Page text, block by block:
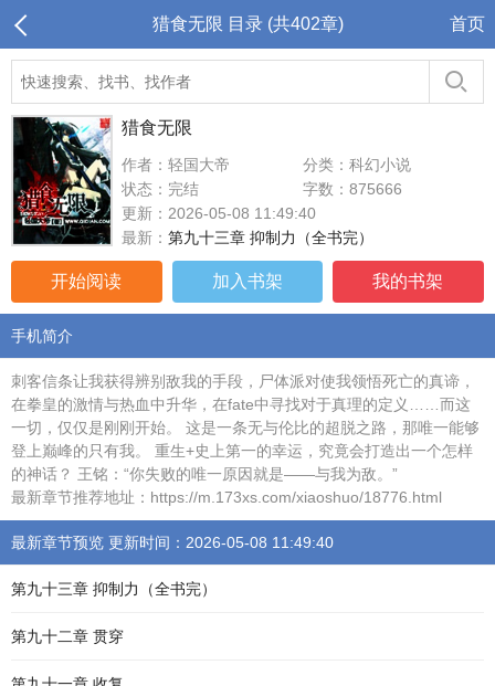
猎食无限 目录 (共402章) 首页
猎食无限
作者：轻国大帝
分类：科幻小说
状态：完结
字数：875666
更新：2026-05-08 11:49:40
最新： 第九十三章 抑制力（全书完）
开始阅读 加入书架 我的书架
手机简介
刺客信条让我获得辨别敌我的手段，尸体派对使我领悟死亡的真谛，
在拳皇的激情与热血中升华，在fate中寻找对于真理的定义……而这
一切，仅仅是刚刚开始。 这是一条无与伦比的超脱之路，那唯一能够
登上巅峰的只有我。 重生+史上第一的幸运，究竟会打造出一个怎样
的神话？ 王铭：“你失败的唯一原因就是——与我为敌。”
最新章节推荐地址：https://m.173xs.com/xiaoshuo/18776.html
最新章节预览 更新时间：2026-05-08 11:49:40
第九十三章 抑制力（全书完）
第九十二章 贯穿